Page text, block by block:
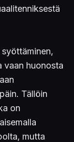
vaan huonosta
Tällöin
on
mutta